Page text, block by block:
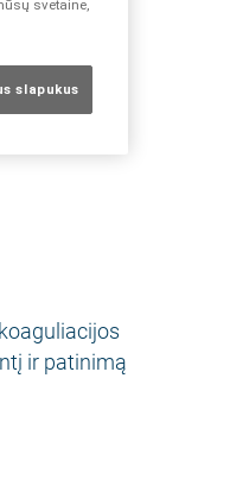
ir patinimą
svetaine,
slapukus